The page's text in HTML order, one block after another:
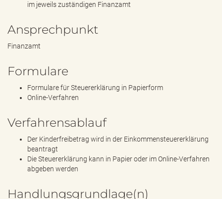
im jeweils zuständigen Finanzamt
Ansprechpunkt
Finanzamt
Formulare
Formulare für Steuererklärung in Papierform
Online-Verfahren
Verfahrensablauf
Der Kinderfreibetrag wird in der Einkommensteuererklärung
beantragt
Die Steuererklärung kann in Papier oder im Online-Verfahren
abgeben werden
Handlungsgrundlage(n)